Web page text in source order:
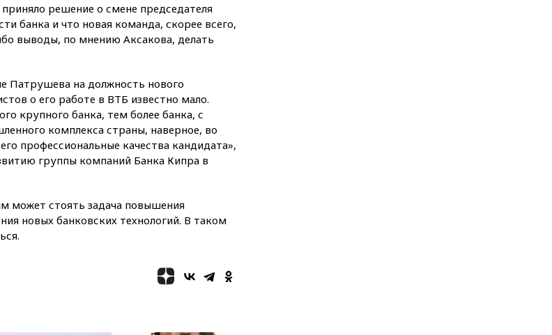
вчера, 09:55 Силы ПВО
перехватили за утро 85 БПЛА
над территорией РФ
падения обломков дрона
вчера, 08:57
Собянин
сообщил о девяти БПЛА,
сбитых на подлете к Москве
вчера, 08:42
Силы ПВО сбили
почти 400 БПЛА над
вчера, 08:16 Лукашенко
призвал белорусов покупать
избы в селах
авиатоплива в Европу
решение о смене председателя
банка и что новая команда, скорее всего,
выводы, по мнению Аксакова, делать
Патрушева на должность нового
о его работе в ВТБ известно мало.
крупного банка, тем более банка, с
комплекса страны, наверное, во
профессиональные качества кандидата»,
группы компаний Банка Кипра в
может стоять задача повышения
новых банковских технологий. В таком